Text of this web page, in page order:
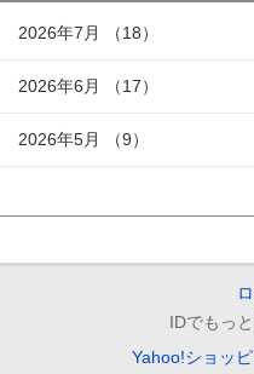
2026年7月 （18）
2026年6月 （17）
2026年5月 （9）
IDでもっ
Yahoo!ショッ